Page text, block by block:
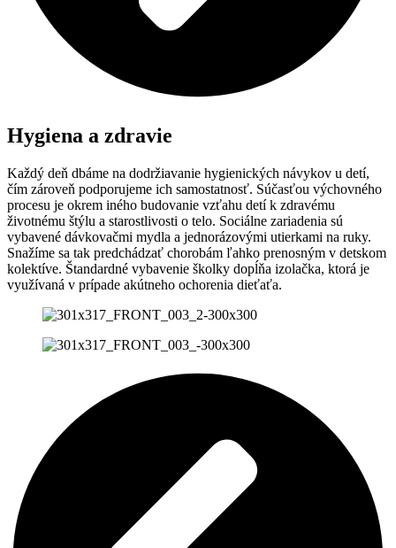
Hygiena a zdravie
Každý deň dbáme na dodržiavanie hygienických návykov u detí,
čím zároveň podporujeme ich samostatnosť. Súčasťou výchovného
procesu je okrem iného budovanie vzťahu detí k zdravému
životnému štýlu a starostlivosti o telo. Sociálne zariadenia sú
vybavené dávkovačmi mydla a jednorázovými utierkami na ruky.
Snažíme sa tak predchádzať chorobám ľahko prenosným v detskom
kolektíve. Štandardné vybavenie školky dopĺňa izolačka, ktorá je
využívaná v prípade akútneho ochorenia dieťaťa.